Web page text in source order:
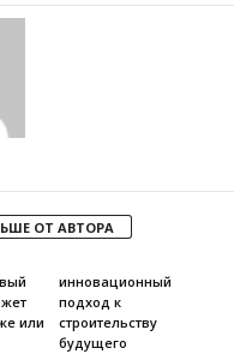
ОТ АВТОРА
или
инновационный
подход к
строительству
будущего